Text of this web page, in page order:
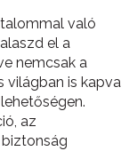
való
el a
nemcsak a
világban is kapva
az